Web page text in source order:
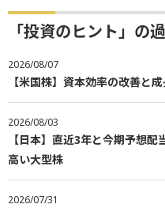
「投資のヒント」の
2026/08/07
【米国株】資本効率の改善と
2026/08/03
【日本】直近3年と今期予想
高い大型株
2026/07/31